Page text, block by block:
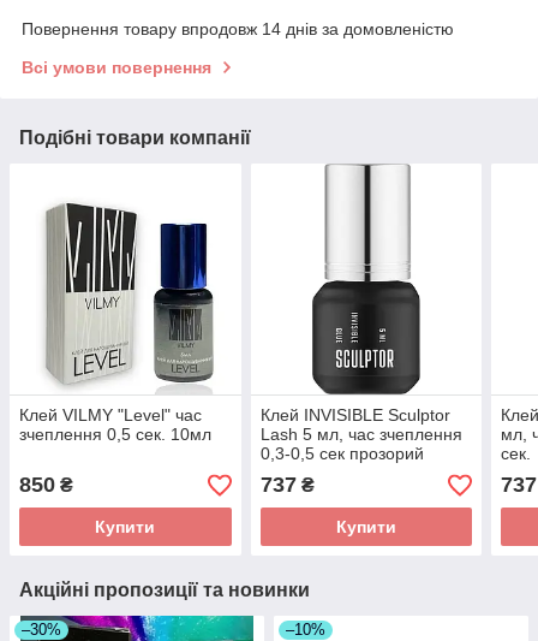
Повернення товару впродовж 14 днів за домовленістю
Всі умови повернення
Подібні товари компанії
Клей VILMY "Level" час
зчеплення 0,5 сек. 10мл
850 ₴
Купити
Клей INVISIBLE Sculptor
Lash 5 мл, час зчеплення
0,3-0,5 сек прозорий
737₴
Купити
мл,
сек.
737
Акційні пропозиції та новинки
–30% –10%